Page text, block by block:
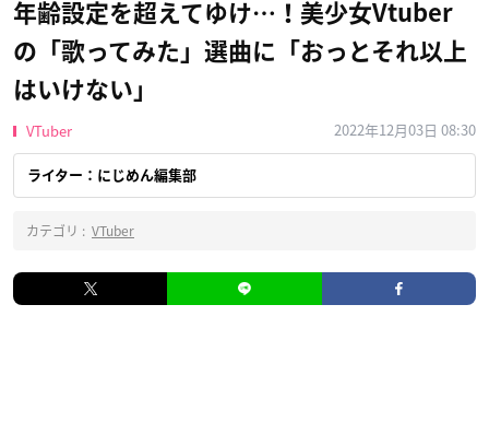
年齢設定を超えてゆけ…！美少女Vtuber
の「歌ってみた」選曲に「おっとそれ以上
はいけない」
VTuber 2022年12月03日 08:30
ライター：にじめん編集部
カテゴリ : VTuber